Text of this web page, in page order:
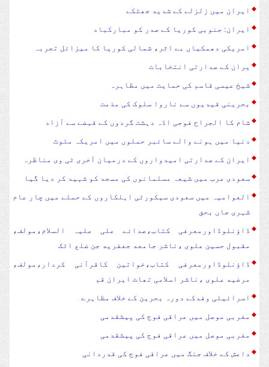
ایران میں زلزلے کے شدید جھٹکے
ایران: جنوبی کوریا کے صدر کو مبارکباد
امریکی دھمکیاں بے اثر، شمالی کوریا کا میزائل تجربہ
یران کے صدارتی انتخابات
شیخ عیسی قاسم کی حمایت میں مظاہرہ
بحرینی قیدیوں سے ناروا سلوک کی مذمت
شام کا الجراح فوجی اڈہ دہشت گردوں کے قبضے سے آزاد
دنیا میں ہونے والے سائبر حملوں میں امریکہ ملوث
ایران کے صدارتی امیدواروں کے درمیان آخری ٹی وی مناظرہ
سعودی عرب میں شیعہ مسلمانوں کی مسجد کو شہید کر دیا گیا
العوامیہ میں سعودی سیکورٹی اہلکاروں کے حملے میں چار عام
شہری جاں بحق
ڈاؤنلوڈاورمعرفی کتاب،صدائے علی علیہ السلام،مولف،
مقبول حسین علوی ،ناشر جامعه جعفریه جن ضلع اٹک
ڈاؤنلوڈاورمعرفی کتاب،خواتین کاقرآنی کردار،مولف،
مرضیه علوی ،ناشر اسلامی تھاٹ ایران قم
اسرائیلی وفدکے دورہ بحرین کے خلاف مظاہرے
مغربی موصل میں عراقی فوج کی پیشقدمی
مغربی موصل میں عراقی فوج کی پیشقدمی
داعش کے خلاف جنگ میں عراقی فوج کی قدردانی